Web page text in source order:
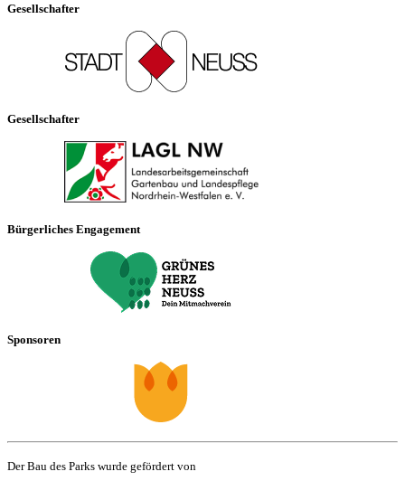
Gesellschafter
Gesellschafter
Bürgerliches Engagement
Sponsoren
Der Bau des Parks wurde gefördert von